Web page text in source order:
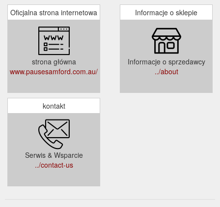
Oficjalna strona internetowa
strona główna
www.pausesamford.com.au/
Informacje o sklepie
Informacje o sprzedawcy
../about
kontakt
Serwis & Wsparcie
../contact-us